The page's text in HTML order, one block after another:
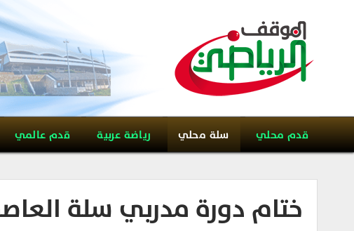
قدم محلي سلة محلي رياضة عربية قدم عالمي
ختام دورة مدربي سلة